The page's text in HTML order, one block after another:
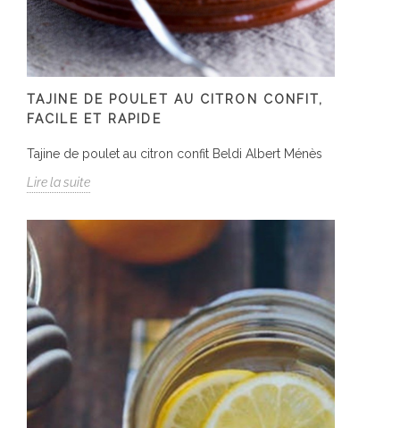
TAJINE DE POULET AU CITRON CONFIT,
FACILE ET RAPIDE
Tajine de poulet au citron confit Beldi Albert Ménès
Lire la suite